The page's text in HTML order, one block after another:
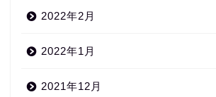
2022年2月
2022年1月
2021年12月